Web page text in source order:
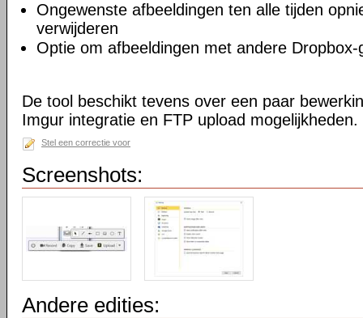
Ongewenste afbeeldingen ten alle tijden
verwijderen
Optie om afbeeldingen met andere
De tool beschikt tevens over een paar
Imgur integratie en FTP upload mogelijkheden.
Stel een correctie voor
Screenshots:
Andere edities: